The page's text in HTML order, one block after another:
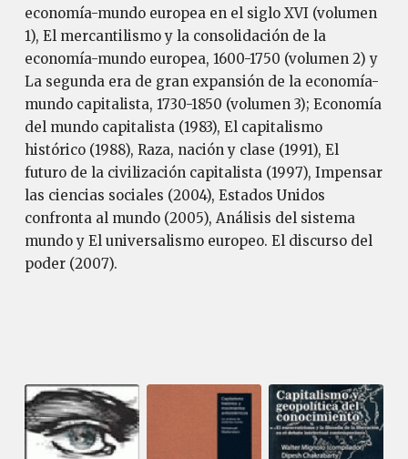
economía-mundo europea en el siglo XVI (volumen
1), El mercantilismo y la consolidación de la
economía-mundo europea, 1600-1750 (volumen 2) y
La segunda era de gran expansión de la economía-
mundo capitalista, 1730-1850 (volumen 3); Economía
del mundo capitalista (1983), El capitalismo
histórico (1988), Raza, nación y clase (1991), El
futuro de la civilización capitalista (1997), Impensar
las ciencias sociales (2004), Estados Unidos
confronta al mundo (2005), Análisis del sistema
mundo y El universalismo europeo. El discurso del
poder (2007).